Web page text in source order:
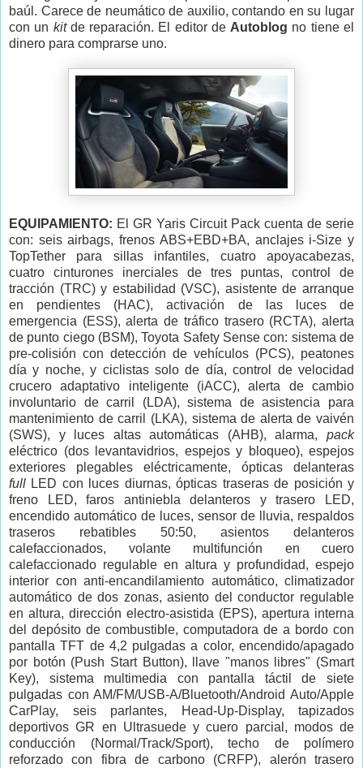
baúl. Carece de neumático de auxilio, contando en su lugar
con un kitde reparación. El editor deAutoblog no tiene el
dinero para comprarse uno.
EQUIPAMIENTO: El GR Yaris Circuit Pack cuenta de serie
con: seis airbags, frenos ABS+EBD+BA, anclajes i-Size y
TopTether para sillas infantiles, cuatro apoyacabezas,
cuatro cinturones inerciales de tres puntas, control de
tracción (TRC) y estabilidad (VSC), asistente de arranque
en pendientes (HAC), activación de las luces de
emergencia (ESS), a lerta de tráfico trasero (RCTA), a lerta
de punto ciego (BSM),Toyota Safety Sense con: sistema de
pre-colisión con detección de vehículos (PCS), peatones
día y noche, y ciclistas solo de día, control de velocidad
crucero adaptativo inteligente (iACC), alerta de cambio
involuntario de carril (LDA),sistema de asistencia para
mantenimiento de carril (LKA), sistema de alerta de vaivén
(SWS), y luces altas automáticas (AHB), alarma, pack
eléctrico (dos levantavidrios, espejos y bloqueo), espejos
exteriores plegables eléctricamente, ópticas delanteras
full LED con luces diurnas, ópticas traseras de posición y
freno LED, faros antiniebla delanteros y trasero LED,
encendido automático de luces, sensor de lluvia, respaldos
traseros rebatibles 50:50, asientos delanteros
calefaccionados, volante multifunción en cuero
calefaccionado regulable en altura y profundidad, espejo
interior con anti-encandilamiento automático, climatizador
automático de dos zonas, asiento del conductor regulable
en altura, dirección electro-asistida (EPS), apertura interna
del depósito de combustible, computadora de a bordo con
pantalla TFT de 4,2 pulgadas a color, encendido/apagado
por botón (Push Start Button), llave "manos libres" (Smart
Key), sistema multimedia con pantalla táctil de siete
pulgadas con AM/FM/USB-A/Bluetooth/Android Auto/Apple
CarPlay, seis parlantes, Head-Up-Display, tapizados
deportivos GR en Ultrasuede y cuero parcial, modos de
conducción (Normal/Track/Sport), techo de polímero
reforzado con fibra de carbono (CRFP), alerón trasero